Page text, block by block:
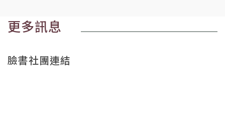
更多訊息
臉書社團連結